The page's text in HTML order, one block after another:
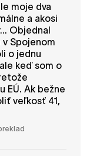
moje dva
a akosi
Objednal
Spojenom
o jednu
keď som o
EÚ. Ak bežne
veľkosť 41,